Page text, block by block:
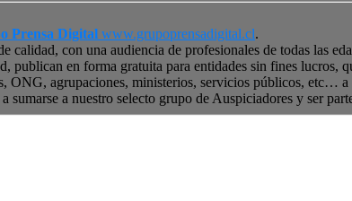
Prensa Digital www.grupoprensadigital.cl.
con una audiencia de profesionales de todas las
publican en forma gratuita para entidades sin fines lucros,
agrupaciones, ministerios, servicios públicos, etc… a
a nuestro selecto grupo de Auspiciadores y ser